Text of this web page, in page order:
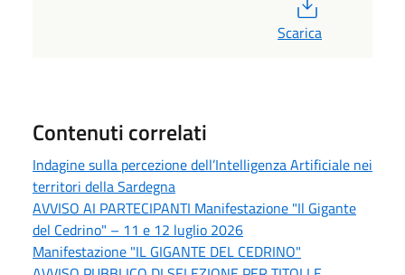
Scarica
Contenuti correlati
Indagine sulla percezione dell’Intelligenza Artificiale nei
territori della Sardegna
AVVISO AI PARTECIPANTI Manifestazione "Il Gigante
del Cedrino" – 11 e 12 luglio 2026
Manifestazione "IL GIGANTE DEL CEDRINO"